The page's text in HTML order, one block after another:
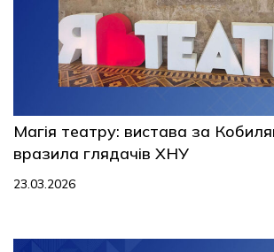
Магія театру: вистава за
вразила глядачів ХНУ
23.03.2026